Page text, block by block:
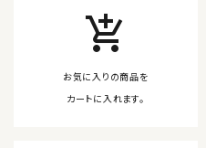
add_shopping_cart
お気に入りの商品を
カートに入れます。